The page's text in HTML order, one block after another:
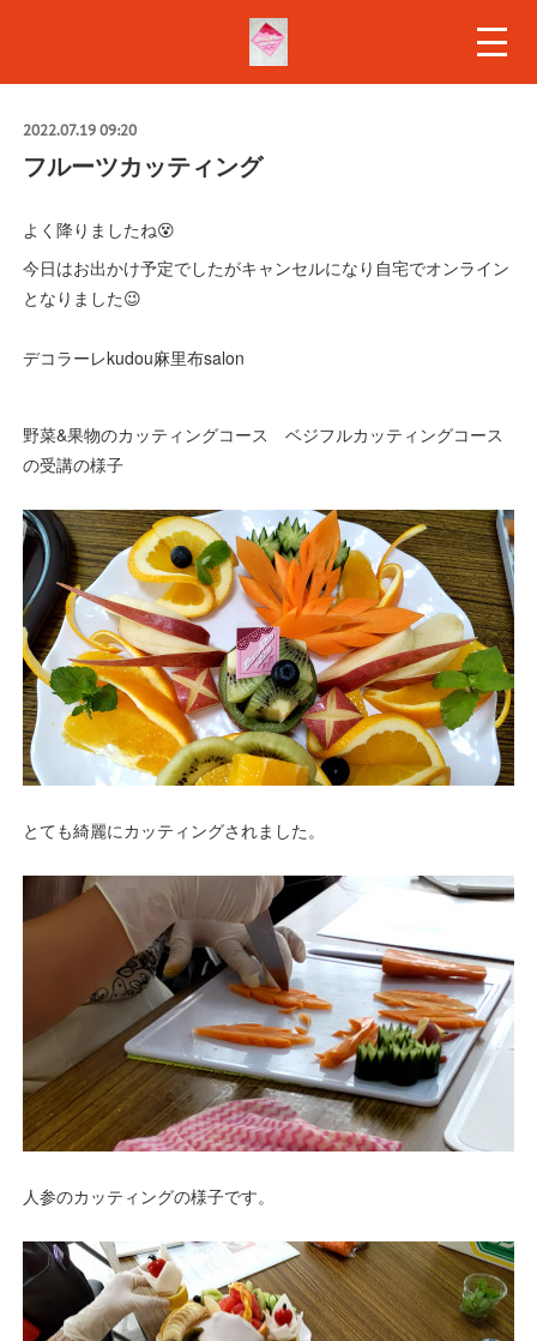
2022.07.19 09:20
フルーツカッティング
よく降りましたね😵
今日はお出かけ予定でしたがキャンセルになり自宅でオンライン
となりました😉
デコラーレkudou麻里布salon
野菜&果物のカッティングコース ベジフルカッティングコース
の受講の様子
とても綺麗にカッティングされました。
人参のカッティングの様子です。